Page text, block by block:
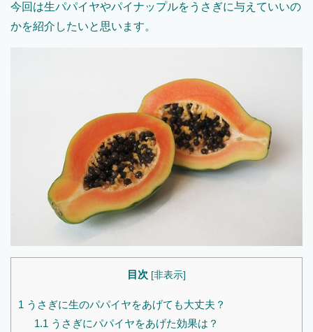
今回は生パパイヤやパイナップルをうさぎに与えていいの
かを紹介したいと思います。
目次 [非表示]
1 うさぎに生のパパイヤをあげても大丈夫？
1.1 うさぎにパパイヤをあげた効果は？